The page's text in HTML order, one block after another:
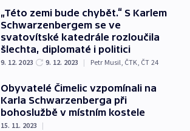
„Této zemi bude chybět.“ S Karlem
Schwarzenbergem se ve
svatovítské katedrále rozloučila
šlechta, diplomaté i politici
9. 12. 2023 9. 12. 2023 | Petr Musil, ČTK, ČT 24
Obyvatelé Čimelic vzpomínali na
Karla Schwarzenberga při
bohoslužbě v místním kostele
15. 11. 2023 |